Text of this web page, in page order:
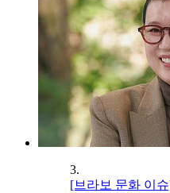
3.
[브라보 문화 이